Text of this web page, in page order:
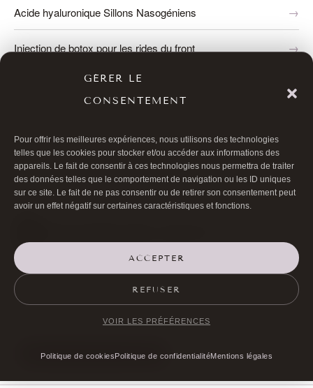
GÉRER LE
CONSENTEMENT
Pour offrir les meilleures expériences, nous utilisons des technologies
telles que les cookies pour stocker et/ou accéder aux informations des
appareils. Le fait de consentir à ces technologies nous permettra de traiter
des données telles que le comportement de navigation ou les ID uniques
sur ce site. Le fait de ne pas consentir ou de retirer son consentement peut
avoir un effet négatif sur certaines caractéristiques et fonctions.
ACCEPTER
REFUSER
VOIR LES PRÉFÉRENCES
Politique de cookiesPolitique de confidentialitéMentions légales
Acide hyaluronique Sillons Nasogéniens
Injection de botox pour les rides du front
Rajeunir sans effets secondaires c’est possible ?
Comblement des sillons nasogéniens par la graisse
 01 40 17 00 99

PRENDRE RENDEZ-VOUS